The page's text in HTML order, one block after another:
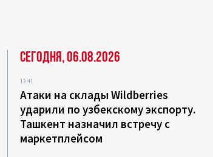
Сегодня, 06.08.2026
13:41
Атаки на склады Wildberries
ударили по узбекскому экспорту.
Ташкент назначил встречу с
маркетплейсом